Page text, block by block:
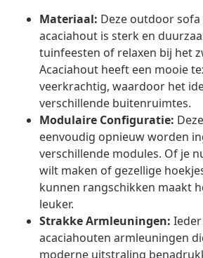
Materiaal: Deze outdoor
acaciahout is sterk en
tuinfeesten of relaxen bij het
Acaciahout heeft een mooie
veerkrachtig, waardoor het
verschillende buitenruimtes.
Modulaire Configuratie:
eenvoudig opnieuw worden
verschillende modules. Of je
wilt maken of gezellige
kunnen rangschikken maakt
leuker.
Strakke Armleuningen:
acaciahouten armleuningen
moderne uitstraling